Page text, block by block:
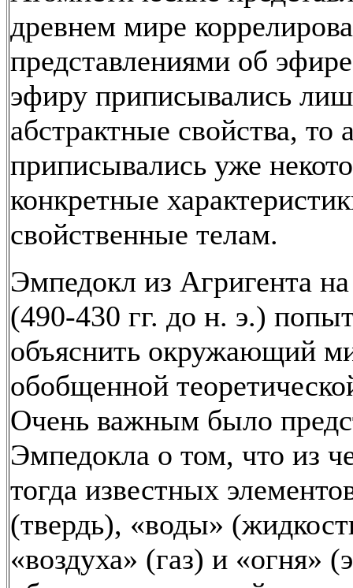
древнем мире
представлениями об
эфиру приписывались
абстрактные свойства, то
приписывались уже
конкретные
свойственные телам.
Эмпедокл из Агригента
(490-430 гг. до н. э.)
объяснить окружающий
обобщенной
Очень важным было
Эмпедокла о том, что из
тогда известных
(твердь), «воды»
«воздуха» (газ) и «огня»